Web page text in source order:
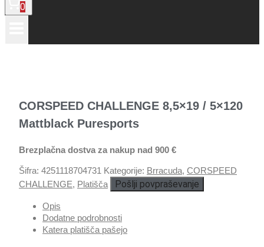
0
CORSPEED CHALLENGE 8,5×19 / 5×120
Mattblack Puresports
Brezplačna dostva za nakup nad 900 €
Šifra: 4251118704731 Kategorije: Brracuda, CORSPEED
CHALLENGE, Platišča Pošlji povpraševanje
Opis
Dodatne podrobnosti
Katera platišča pašejo